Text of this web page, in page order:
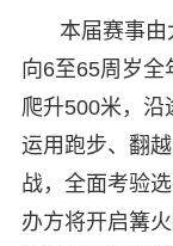
本届赛事
向6至65周岁全
爬升500米，沿
运用跑步、翻
战，全面考验
办方将开启篝